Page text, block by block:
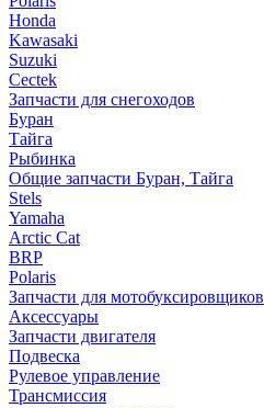
Honda
Kawasaki
Suzuki
Cectek
Запчасти для снегоходов
Буран
Тайга
Рыбинка
Общие запчасти Буран, Тайга
Stels
Yamaha
Arctic Cat
BRP
Polaris
Запчасти для мотобуксировщиков
Аксессуары
Запчасти двигателя
Подвеска
Рулевое управление
Трансмиссия